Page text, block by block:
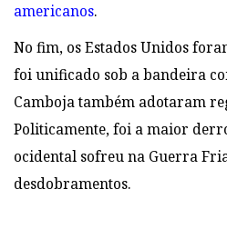
americanos.
No fim, os Estados Unidos
foi unificado sob a bandeira
Camboja também adotaram
Politicamente, foi a maior
ocidental sofreu na Guerra
desdobramentos.